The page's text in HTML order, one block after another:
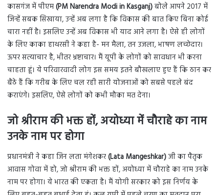
कासगंज में पीएम(PM Narendra Modi in Kasganj)बोले आपने 2017 में
जिन्हें सबक सिखाया, उन्हें अब लगा है कि विकास की बात किए बिना कोई
चारा नहीं है। इसलिए उन्हें अब विकास भी याद आने लगा है। ऐसे ही लोगों
के लिए काका हाथरसी ने कहा है- मन मैला, तन उजला, भाषण लच्छेदार।
ऊपर सत्याचार है, भीतर भ्रष्टाचार। मैं यूपी के लोगों को सावधान भी करना
चाहता हूं। ये परिवारवादी लोग इस समय इतने बौखलाए हुए हैं कि ठान कर
बैठे हैं कि गरीब के लिए चल रही सारी योजनाओं को सबसे पहले बंद
कराएंगे। इसलिए, ऐसे लोगों को कभी मौका मत देना।
जो श्रीराम की भक्त हों, अयोध्या में चौराहे का नाम
उनके नाम पर होगा
प्रधानमंत्री ने कहा जिन लता मंगेशकर(Lata Mangeshkar)जी का पैतृक
आवास गोवा में हो, जो श्रीराम की भक्त हों, अयोध्या में चौराहे का नाम उनके
नाम पर होगा। ये भारत की एकता है। मैं योगी सरकार को इस निर्णय के